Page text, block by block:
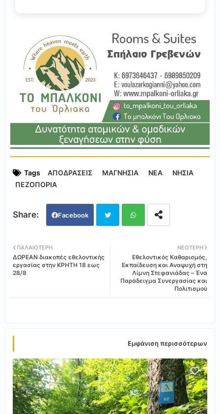
Tags ΑΠΟΔΡΑΣΕΙΣ ΜΑΓΝΗΣΙΑ ΝΕΑ
ΝΗΣΙΑ
ΠΕΖΟΠΟΡΙΑ
Facebook
tter ats
app
ΝΕΌΤΕΡΗ
Εθελοντικός Καθαρισμός,
Εκπαίδευση και Αναψυχή στη
Λίμνη Στεφανιάδας – Ένα
Παράδειγμα Συνεργασίας και
Πολιτισμού
ΠΑΛΑΙΌΤΕΡΗ
ΔΩΡΕΑΝ διακοπές εθελοντικής
εργασίας στην ΚΡΗΤΗ 18 εως
28/8
Εμφάνιση περισσότερων